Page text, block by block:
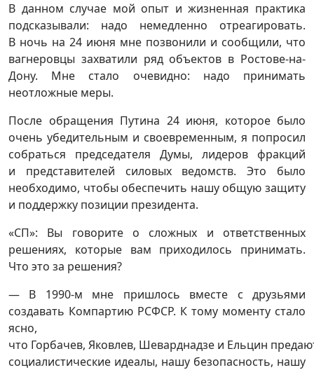
В данном случае мой опыт и жизненная практика
подсказывали: надо немедленно отреагировать.
В ночь на 24 июня мне позвонили и сообщили, что
вагнеровцы захватили ряд объектов в Ростове-на-
Дону. Мне стало очевидно: надо принимать
неотложные меры.
После обращения Путина 24 июня, которое было
очень убедительным и своевременным, я попросил
собраться председателя Думы, лидеров фракций
и представителей силовых ведомств. Это было
необходимо, чтобы обеспечить нашу общую защиту
и поддержку позиции президента.
«СП»: Вы говорите о сложных и ответственных
решениях, которые вам приходилось принимать.
Что это за решения?
— В 1990-м мне пришлось вместе с друзьями
создавать Компартию РСФСР. К тому моменту стало
ясно,
что Горбачев, Яковлев, Шеварднадзе и Ельцин
социалистические идеалы, нашу безопасность, нашу